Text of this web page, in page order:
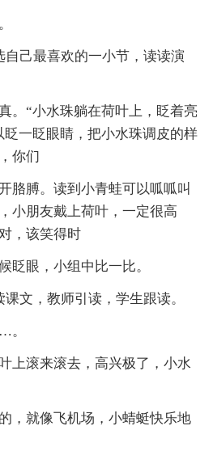
己最喜欢的一小节，读读演
“小水珠躺在荷叶上，眨着亮
一眨眼睛，把小水珠调皮的样
你们
膊。读到小青蛙可以呱呱叫
小朋友戴上荷叶，一定很高
，该笑得时
眼，小组中比一比。
，教师引读，学生跟读。
滚来滚去，高兴极了，小水
就像飞机场，小蜻蜓快乐地